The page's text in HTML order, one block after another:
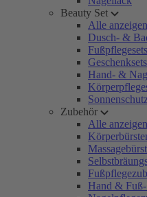
Beauty Set
Alle anzeigen
Dusch- &
Fußpflegesets
Geschenksets
Hand- &
Zubehör
Alle anzeigen
Hand &